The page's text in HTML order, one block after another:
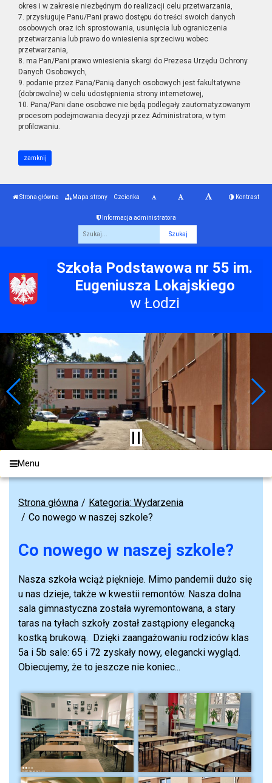
okres i w zakresie niezbędnym do realizacji celu przetwarzania,
7. przysługuje Panu/Pani prawo dostępu do treści swoich danych
osobowych oraz ich sprostowania, usunięcia lub ograniczenia
przetwarzania lub prawo do wniesienia sprzeciwu wobec
przetwarzania,
8. ma Pan/Pani prawo wniesienia skargi do Prezesa Urzędu Ochrony
Danych Osobowych,
9. podanie przez Pana/Panią danych osobowych jest fakultatywne
(dobrowolne) w celu udostępnienia strony internetowej,
10. Pana/Pani dane osobowe nie będą podlegały zautomatyzowanym
procesom podejmowania decyzji przez Administratora, w tym
profilowaniu.
zamknij
Strona główna Mapa strony Czcionka Kontrast
Informacja administratora
Szkoła Podstawowa nr 55 im.
Eugeniusza Lokajskiego
w Łodzi
Menu
Strona główna
Kategoria: Wydarzenia
Co nowego w naszej szkole?
Co nowego w naszej szkole?
Nasza szkoła wciąż pięknieje. Mimo pandemii dużo się
u nas dzieje, także w kwestii remontów. Nasza dolna
sala gimnastyczna została wyremontowana, a stary
taras na tyłach szkoły został zastąpiony elegancką
kostką brukową. Dzięki zaangażowaniu rodziców klas
5a i 5b sale: 65 i 72 zyskały nowy, elegancki wygląd.
Obiecujemy, że to jeszcze nie koniec...